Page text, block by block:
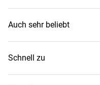
Auch sehr beliebt
Schnell zu